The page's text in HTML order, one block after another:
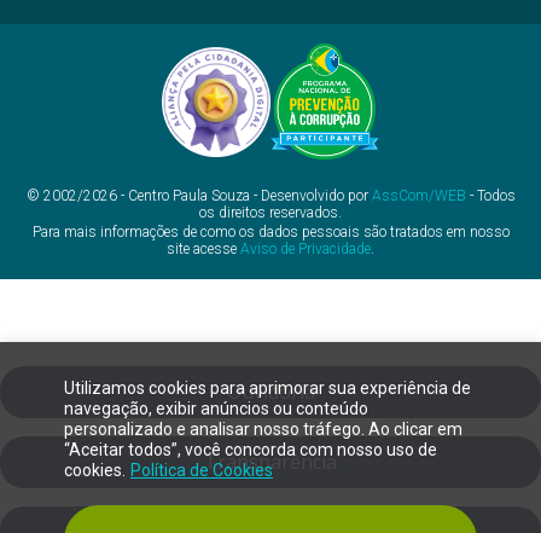
Utilizamos cookies para aprimorar sua experiência de
navegação, exibir anúncios ou conteúdo
personalizado e analisar nosso tráfego. Ao clicar em
“Aceitar todos”, você concorda com nosso uso de
cookies.
Política de Cookies
© 2002/2026 - Centro Paula Souza - Desenvolvido por AssCom/WEB - Todos
os direitos reservados.
Para mais informações de como os dados pessoais são tratados em nosso
site acesse Aviso de Privacidade.
Ouvidoria
Transparência